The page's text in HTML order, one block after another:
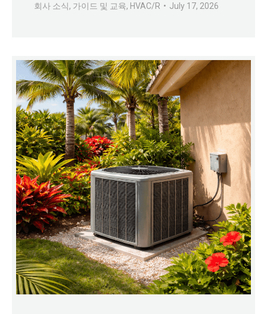
회사 소식, 가이드 및 교육, HVAC/R July 17, 2026